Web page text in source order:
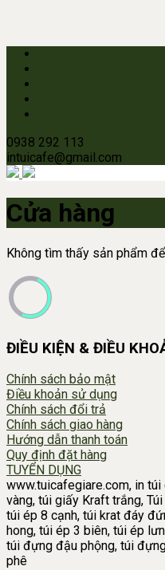
0938 292 113
intuicafe@gmail.com
Cửa hàng
Không tìm thấy sản phẩm
ĐIỀU KIỆN & ĐIỀU
Chính sách bảo mật
Điều khoản sử dụng
Chính sách đổi trả
Chính sách giao hàng
Hướng dẫn thanh toán
Quy định đặt hàng
TUYỂN DỤNG
www.tuicafegiare.com, in
vàng, túi giấy Kraft trắng,
túi ép 8 cạnh, túi krat đáy
hong, túi ép 3 biên, túi ép
túi đựng đậu phộng, túi
phê